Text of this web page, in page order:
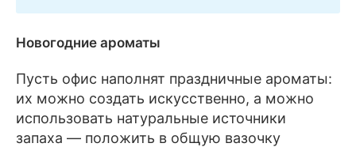
Новогодние ароматы
Пусть офис наполнят праздничные ароматы:
их можно создать искусственно, а можно
использовать натуральные источники
запаха — положить в общую вазочку